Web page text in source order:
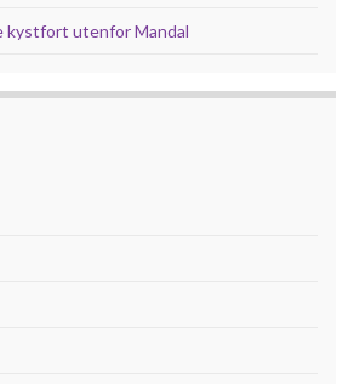
kystfort utenfor Mandal